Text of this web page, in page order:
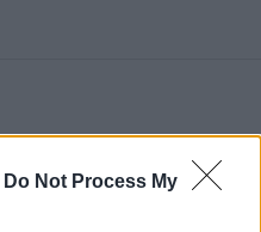
Do Not Process My
Premier League